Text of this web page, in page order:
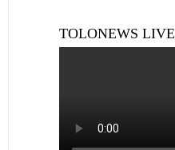
TOLONEWS LIVE